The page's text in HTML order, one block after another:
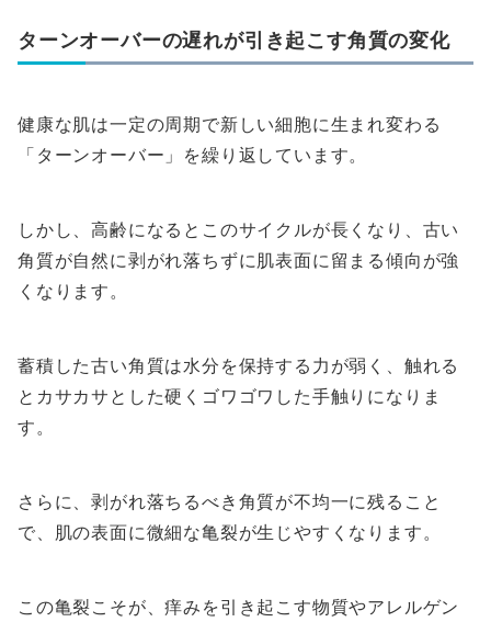
ターンオーバーの遅れが引き起こす角質の変化
健康な肌は一定の周期で新しい細胞に生まれ変わる
「ターンオーバー」を繰り返しています。
しかし、高齢になるとこのサイクルが長くなり、古い
角質が自然に剥がれ落ちずに肌表面に留まる傾向が強
くなります。
蓄積した古い角質は水分を保持する力が弱く、触れる
とカサカサとした硬くゴワゴワした手触りになりま
す。
さらに、剥がれ落ちるべき角質が不均一に残ること
で、肌の表面に微細な亀裂が生じやすくなります。
この亀裂こそが、痒みを引き起こす物質やアレルゲン